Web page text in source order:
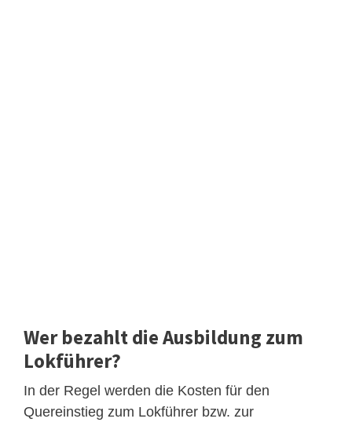
Wer bezahlt die Ausbildung zum
Lokführer?
In der Regel werden die Kosten für den
Quereinstieg zum Lokführer bzw. zur